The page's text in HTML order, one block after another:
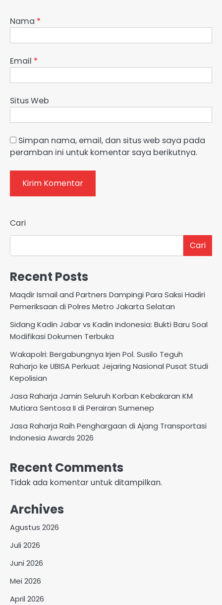
Nama *
Email *
Situs Web
Simpan nama, email, dan situs web saya pada
peramban ini untuk komentar saya berikutnya.
Cari
Cari
Recent Posts
Maqdir Ismail and Partners Dampingi Para Saksi Hadiri
Pemeriksaan di Polres Metro Jakarta Selatan
Sidang Kadin Jabar vs Kadin Indonesia: Bukti Baru Soal
Modifikasi Dokumen Terbuka
Wakapolri: Bergabungnya Irjen Pol. Susilo Teguh
Raharjo ke UBISA Perkuat Jejaring Nasional Pusat Studi
Kepolisian
Jasa Raharja Jamin Seluruh Korban Kebakaran KM
Mutiara Sentosa II di Perairan Sumenep
Jasa Raharja Raih Penghargaan di Ajang Transportasi
Indonesia Awards 2026
Recent Comments
Tidak ada komentar untuk ditampilkan.
Archives
Agustus 2026
Juli 2026
Juni 2026
Mei 2026
April 2026